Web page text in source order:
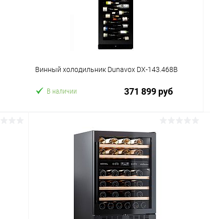
Винный холодильник Dunavox DX-143.468B
В наличии 371 899 руб
В корзину
Сравнение